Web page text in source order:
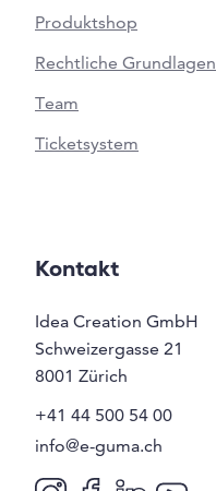
Produktshop
Rechtliche Grundlagen
Team
Ticketsystem
Kontakt
Idea Creation GmbH
Schweizergasse 21
8001 Zürich
+41 44 500 54 00
info@e-guma.ch